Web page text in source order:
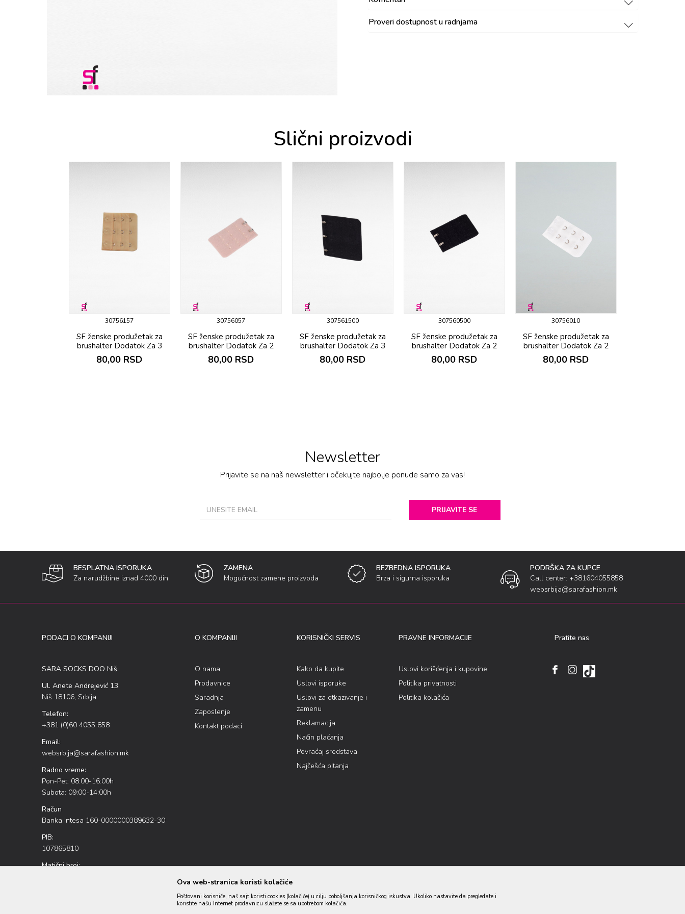
Proveri dostupnost u radnjama
Slični proizvodi
30756157
SF ženske produžetak za
brushalter Dodatok Za 3
80,00 RSD
30756057
SF ženske produžetak za
brushalter Dodatok Za 2
80,00 RSD
307561500
SF ženske produžetak za
brushalter Dodatok Za 3
80,00 RSD
307560500
SF ženske produžetak za
brushalter Dodatok Za 2
80,00 RSD
30756010
SF ženske produžetak za
brushalter Dodatok Za 2
80,00 RSD
Newsletter
Prijavite se na naš newsletter i očekujte najbolje ponude samo za vas!
PRIJAVITE SE
BESPLATNA ISPORUKA
Za narudžbine iznad 4000 din
ZAMENA
Mogućnost zamene proizvoda
BEZBEDNA ISPORUKA
Brza i sigurna isporuka
PODRŠKA ZA KUPCE
Call center: +381604055858
websrbija@sarafashion.mk
PODACI O KOMPANIJI
SARA SOCKS DOO Niš
Ul. Anete Andrejević 13
Niš 18106, Srbija
Telefon:
+381 (0)60 4055 858
Email:
websrbija@sarafashion.mk
Radno vreme:
Pon-Pet: 08:00-16:00h
Subota: 09:00-14:00h
Račun
Banka Intesa 160-0000000389632-30
PIB:
107865810
Matični broj:
O KOMPANIJI
O nama
Prodavnice
Saradnja
Zaposlenje
Kontakt podaci
KORISNIČKI SERVIS
Kako da kupite
Uslovi isporuke
Uslovi za otkazivanje i
zamenu
Reklamacija
Način plaćanja
Povraćaj sredstava
Najčešća pitanja
PRAVNE INFORMACIJE
Uslovi korišćenja i kupovine
Politika privatnosti
Politika kolačića
Pratite nas
Ova web-stranica koristi kolačiće
Poštovani korisniče, naš sajt koristi cookies (kolačiće) u cilju poboljšanja korisničkog iskustva. Ukoliko nastavite da pregledate i
koristite našu Internet prodavnicu slažete se sa upotrebom kolačića.